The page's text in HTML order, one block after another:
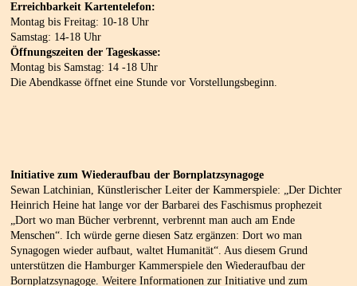
Erreichbarkeit Kartentelefon:
Montag bis Freitag: 10-18 Uhr
Samstag: 14-18 Uhr
Öffnungszeiten der Tageskasse:
Montag bis Samstag: 14 -18 Uhr
Die Abendkasse öffnet eine Stunde vor Vorstellungsbeginn.
Initiative zum Wiederaufbau der Bornplatzsynagoge
Sewan Latchinian, Künstlerischer Leiter der Kammerspiele: „Der Dichter
Heinrich Heine hat lange vor der Barbarei des Faschismus prophezeit
„Dort wo man Bücher verbrennt, verbrennt man auch am Ende
Menschen“. Ich würde gerne diesen Satz ergänzen: Dort wo man
Synagogen wieder aufbaut, waltet Humanität“. Aus diesem Grund
unterstützen die Hamburger Kammerspiele den Wiederaufbau der
Bornplatzsynagoge. Weitere Informationen zur Initiative und zum